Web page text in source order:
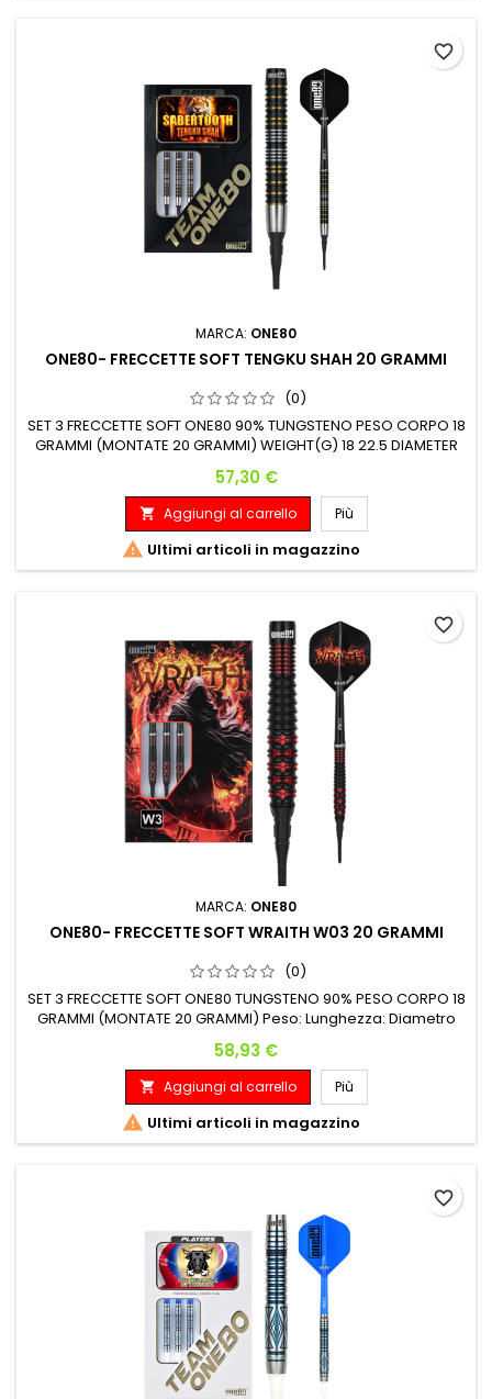
MARCA: ONE80
ONE80- FRECCETTE SOFT TENGKU SHAH 20 GRAMMI
(0)
SET 3 FRECCETTE SOFT ONE80 90% TUNGSTENO PESO CORPO 18
GRAMMI (MONTATE 20 GRAMMI) WEIGHT(G) 18 22.5 DIAMETER
Prezzo
57,30 €
 Aggiungi al carrello Più
 Ultimi articoli in magazzino
favorite_border
MARCA: ONE80
ONE80- FRECCETTE SOFT WRAITH W03 20 GRAMMI
(0)
SET 3 FRECCETTE SOFT ONE80 TUNGSTENO 90% PESO CORPO 18
GRAMMI (MONTATE 20 GRAMMI) Peso: Lunghezza: Diametro
Prezzo
58,93 €
 Aggiungi al carrello Più
 Ultimi articoli in magazzino
favorite_border
favorite_border